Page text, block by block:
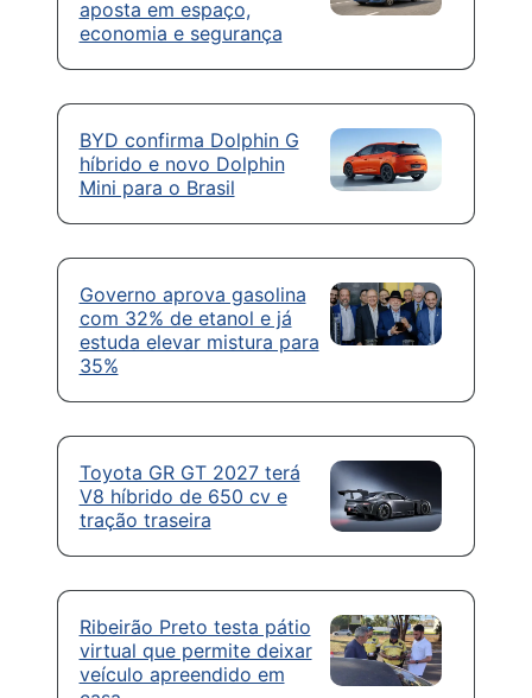
aposta em espaço,
economia e segurança
BYD confirma Dolphin G
híbrido e novo Dolphin
Mini para o Brasil
Governo aprova gasolina
com 32% de etanol e já
estuda elevar mistura para
35%
Toyota GR GT 2027 terá
V8 híbrido de 650 cv e
tração traseira
Ribeirão Preto testa pátio
virtual que permite deixar
veículo apreendido em